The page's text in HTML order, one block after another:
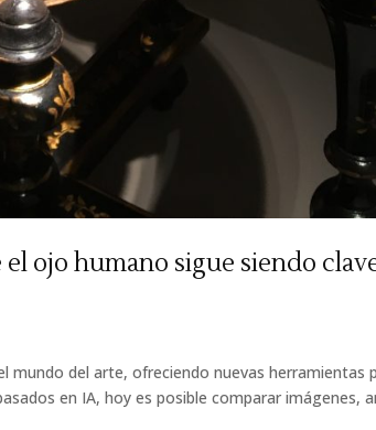
ojo humano sigue siendo
del arte, ofreciendo nuevas herramientas
en IA, hoy es posible comparar imágenes,